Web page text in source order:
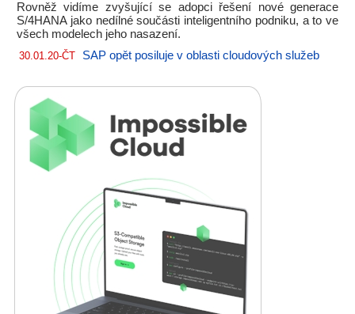
Rovněž vidíme zvyšující se adopci řešení nové generace
S/4HANA jako nedílné součásti inteligentního podniku, a to ve
všech modelech jeho nasazení.
30.01.20-ČT SAP opět posiluje v oblasti cloudových služeb